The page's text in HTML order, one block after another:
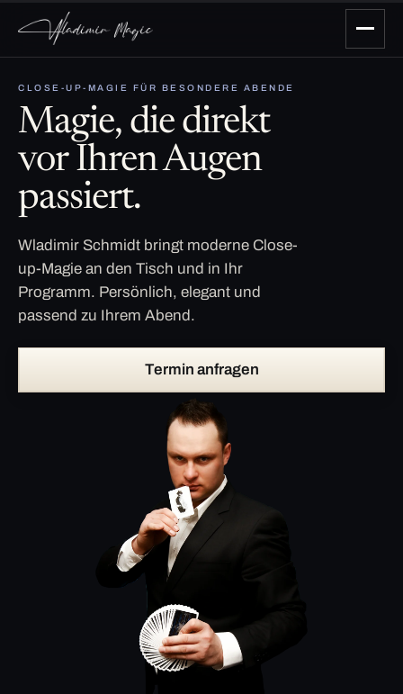
CLOSE-UP-MAGIE FÜR BESONDERE ABENDE
Magie, die direkt
vor Ihren Augen
passiert.
Wladimir Schmidt bringt moderne Close-
up-Magie an den Tisch und in Ihr
Programm. Persönlich, elegant und
passend zu Ihrem Abend.
Termin anfragen